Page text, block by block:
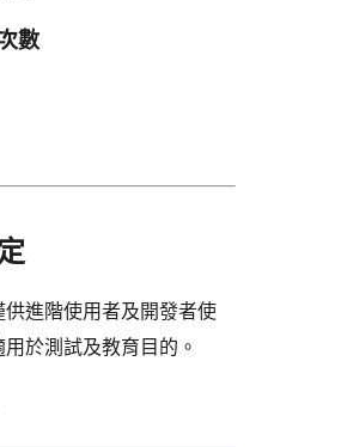
數
供進階使用者及開發者使
於測試及教育目的。